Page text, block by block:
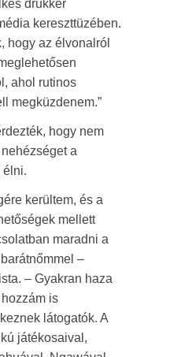
drukker
kereszttüzében.
hogy az élvonalról
ahol rutinos
megküzdenem.”
hogy nem
a
élni.
kerültem, és a
mellett
maradni a
–
– Gyakran haza
is
látogatók. A
játékosaival,